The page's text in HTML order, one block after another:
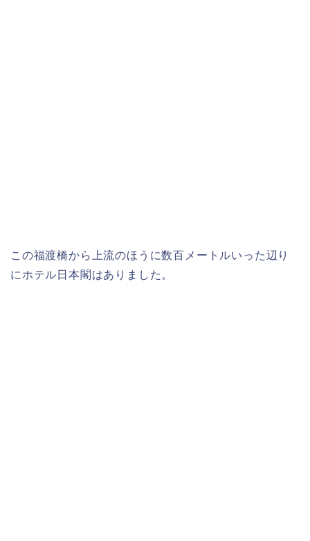
この福渡橋から上流のほうに数百メートルいった辺り
にホテル日本閣はありました。